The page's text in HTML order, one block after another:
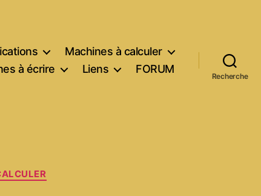
Machines à calculer
à écrire
Liens FORUM
Recherche